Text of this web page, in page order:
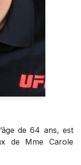
de 64 ans, est
de Mme Carole